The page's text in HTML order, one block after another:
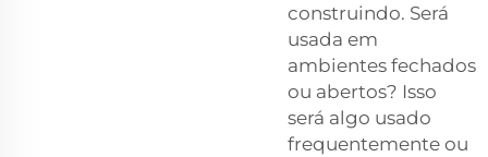
construindo. Será
usada em
ambientes fechados
ou abertos? Isso
será algo usado
frequentemente ou